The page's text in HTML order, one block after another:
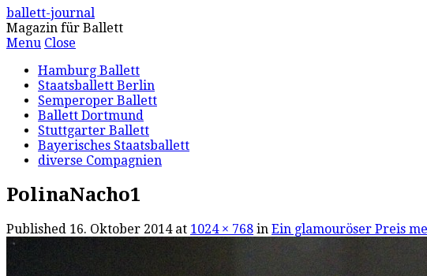
ballett-journal
Magazin für Ballett
Menu Close
Hamburg Ballett
Staatsballett Berlin
Semperoper Ballett
Ballett Dortmund
Stuttgarter Ballett
Bayerisches Staatsballett
diverse Compagnien
PolinaNacho1
Published 16. Oktober 2014at 1024 × 768 in Ein glamouröser Preis